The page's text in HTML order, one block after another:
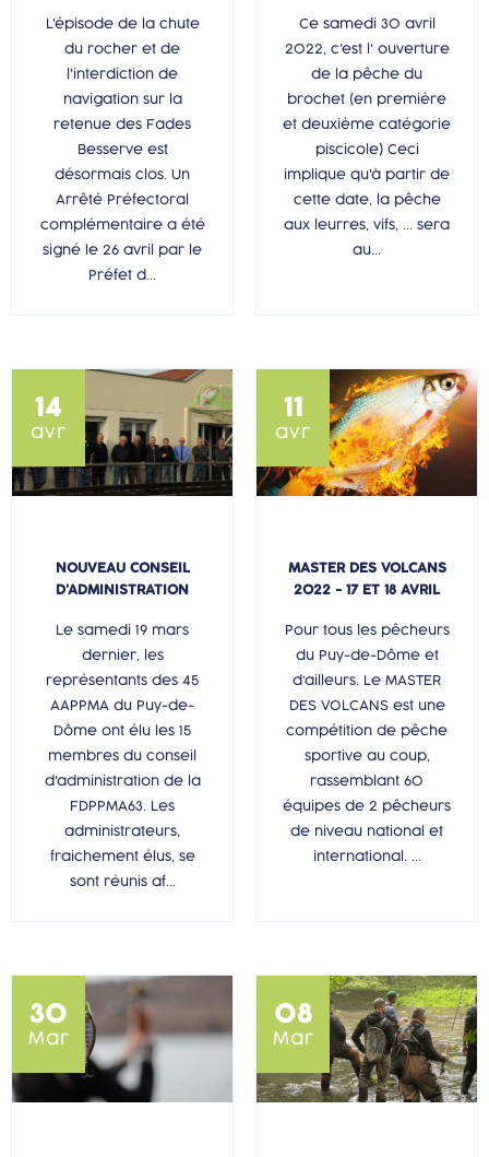
L'épisode de la chute
du rocher et de
l'interdiction de
navigation sur la
retenue des Fades
Besserve est
désormais clos. Un
Arrêté Préfectoral
complémentaire a été
signé le 26 avril par le
Préfet d...
Ce samedi 30 avril
2022, c'est l' ouverture
de la pêche du
brochet (en première
et deuxième catégorie
piscicole) Ceci
implique qu'à partir de
cette date, la pêche
aux leurres, vifs, ... sera
au...
14
avr
NOUVEAU CONSEIL
D'ADMINISTRATION
Le samedi 19 mars
dernier, les
représentants des 45
AAPPMA du Puy-de-
Dôme ont élu les 15
membres du conseil
d'administration de la
FDPPMA63. Les
administrateurs,
fraichement élus, se
sont réunis af...
11
avr
MASTER DES VOLCANS
2022 - 17 ET 18 AVRIL
Pour tous les pêcheurs
du Puy-de-Dôme et
d’ailleurs. Le MASTER
DES VOLCANS est une
compétition de pêche
sportive au coup,
rassemblant 60
équipes de 2 pêcheurs
de niveau national et
international. ...
30
Mar
08
Mar